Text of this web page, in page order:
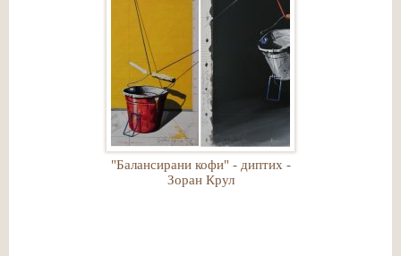
"Балансирани кофи" - диптих -
Зоран Крул